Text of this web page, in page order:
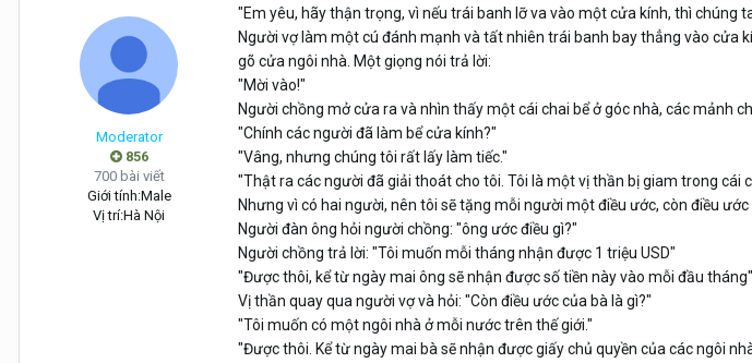
Moderator
856
700 bài viết
Giới tính:Male
Vị trí:Hà Nội
"Em yêu, hãy thận trọng, vì nếu trái banh lỡ va vào một cửa kính, thì chúng
Người vợ làm một cú đánh mạnh và tất nhiên trái banh bay thẳng vào cửa
gõ cửa ngôi nhà. Một giọng nói trả lời:
"Mời vào!"
Người chồng mở cửa ra và nhìn thấy một cái chai bể ở góc nhà, các mảnh
"Chính các người đã làm bể cửa kính?"
"Vâng, nhưng chúng tôi rất lấy làm tiếc."
"Thật ra các người đã giải thoát cho tôi. Tôi là một vị thần bị giam trong cái
Nhưng vì có hai người, nên tôi sẽ tặng mỗi người một điều ước, còn điều
Người đàn ông hỏi người chồng: "ông ước điều gì?"
Người chồng trả lời: "Tôi muốn mỗi tháng nhận được 1 triệu USD"
"Được thôi, kể từ ngày mai ông sẽ nhận được số tiền này vào mỗi đầu tháng".
Vị thần quay qua người vợ và hỏi: "Còn điều ước của bà là gì?"
"Tôi muốn có một ngôi nhà ở mỗi nước trên thế giới."
"Được thôi. Kể từ ngày mai bà sẽ nhận được giấy chủ quyền của các ngôi